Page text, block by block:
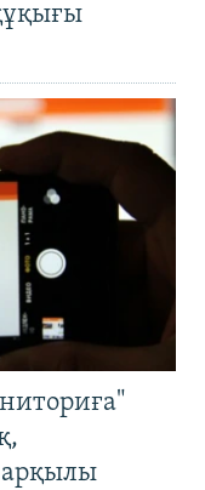
арқылы